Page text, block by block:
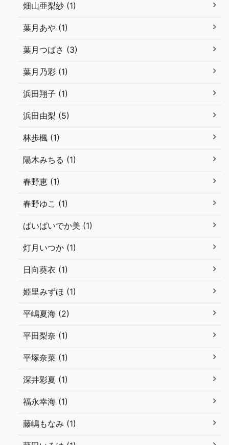
畑山亜梨紗 (1)
葉月あや (1)
葉月つばさ (3)
葉月乃彩 (1)
浜田翔子 (1)
浜田由梨 (5)
林歩楓 (1)
陽木みちる (1)
春野恵 (1)
春野ゆこ (1)
ぱいぱいでか美 (1)
灯月いつか (1)
日向葵衣 (1)
姫里みずほ (1)
平嶋夏海 (2)
平田梨奈 (1)
平塚奈菜 (1)
深井彩夏 (1)
福永幸海 (1)
藤嶋もなみ (1)